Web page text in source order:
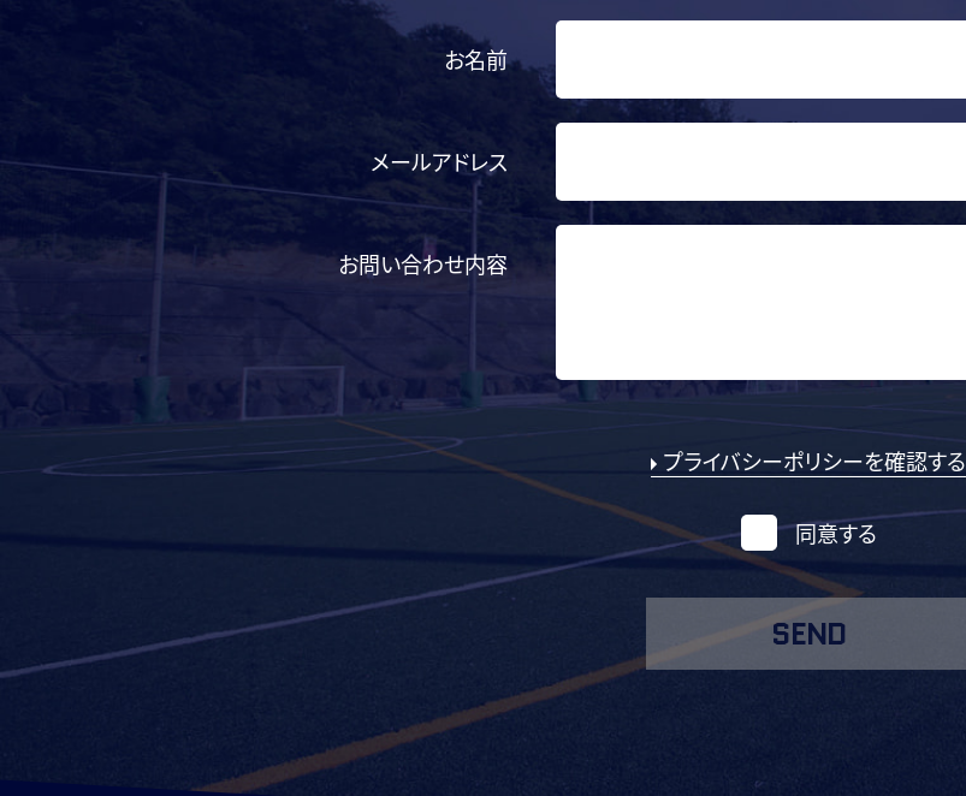
お名前
メールアドレス
お問い合わせ内容
プライバシーポリシーを確認する
同意する
SEND